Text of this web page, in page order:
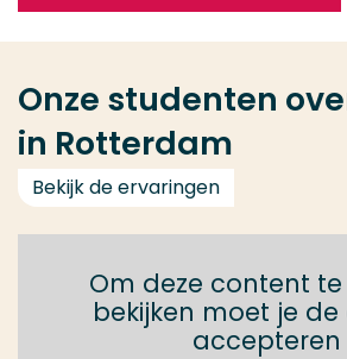
Onze studenten
in Rotterdam
Bekijk de ervaringen
Om deze content
bekijken moet je de
accepteren